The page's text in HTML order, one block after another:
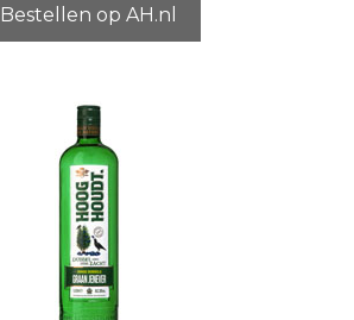
5
Bestellen op AH.nl